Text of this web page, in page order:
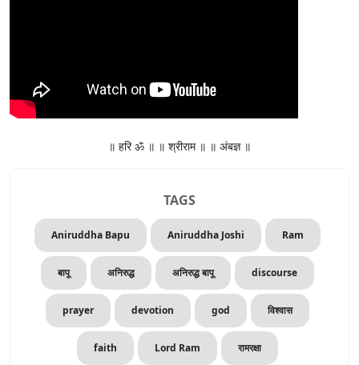
॥ हरि ॐ ॥ ॥ श्रीराम ॥ ॥ अंबज्ञ ॥
TAGS
Aniruddha Bapu Aniruddha Joshi Ram
बापू अनिरुद्ध अनिरुद्ध बापू discourse
prayer devotion god विश्वास
faith Lord Ram रामरक्षा